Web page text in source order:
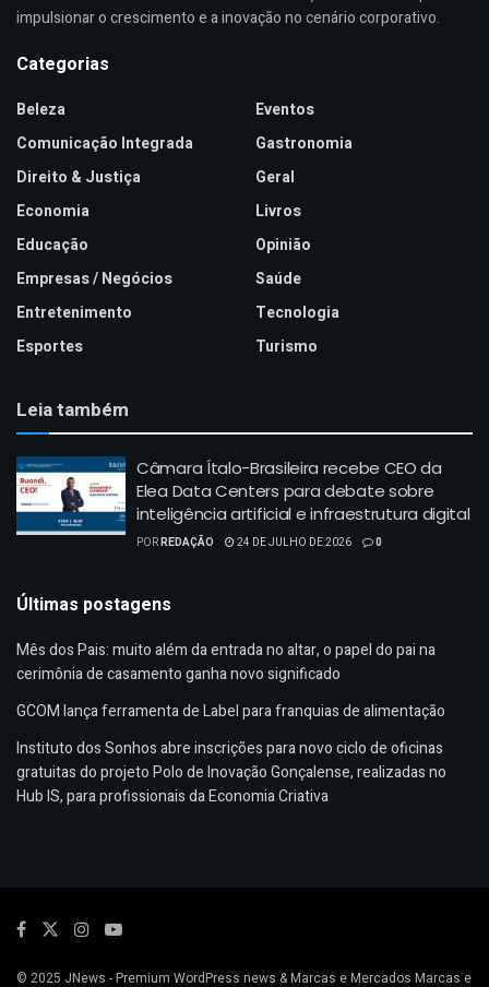
impulsionar o crescimento e a inovação no cenário corporativo.
Categorias
Beleza
Comunicação Integrada
Direito & Justiça
Economia
Educação
Empresas / Negócios
Entretenimento
Esportes
Eventos
Gastronomia
Geral
Livros
Opinião
Saúde
Tecnologia
Turismo
Leia também
Câmara Ítalo-Brasileira recebe CEO da
Elea Data Centers para debate sobre
inteligência artificial e infraestrutura digital
PORREDAÇÃO 24 DE JULHO DE 2026 0
Últimas postagens
Mês dos Pais: muito além da entrada no altar, o papel do pai na
cerimônia de casamento ganha novo significado
GCOM lança ferramenta de Label para franquias de alimentação
Instituto dos Sonhos abre inscrições para novo ciclo de oficinas
gratuitas do projeto Polo de Inovação Gonçalense, realizadas no
Hub IS, para profissionais da Economia Criativa
© 2025 JNews - Premium WordPress news & Marcas e Mercados Marcas e